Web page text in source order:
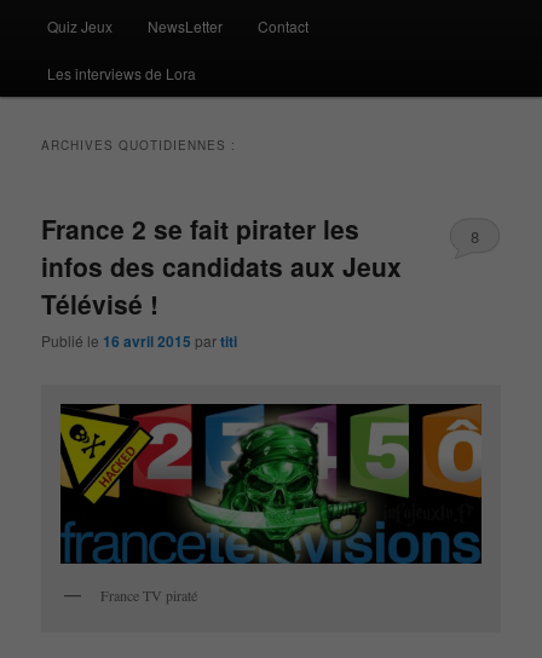
Quiz Jeux NewsLetter Contact
Les interviews de Lora
ARCHIVES QUOTIDIENNES :
France 2 se fait pirater les
infos des candidats aux Jeux
Télévisé !
Publié le 16 avril 2015 partiti
8
France TV piraté